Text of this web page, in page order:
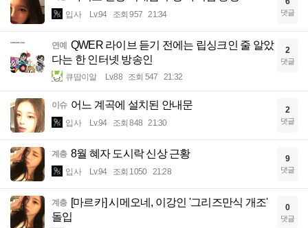
입사 Lv.94 조회 957 21:34 댓글
연예 QWER 라이브 듣기 전에는 립싱크인 줄 알았
다는 한 인터넷 방송인
큐땁이알 Lv.88 조회 547 21:32
2
댓글
이슈 어느 계곡에 설치된 안내문
입사 Lv.94 조회 848 21:30
2
댓글
계층 8월 혜자 도시락 신상 근황
입사 Lv.94 조회 1050 21:28
9
댓글
계층 [마르카] 시메오네, 이강인 '그리즈만식 개조'
돌입
0
댓글